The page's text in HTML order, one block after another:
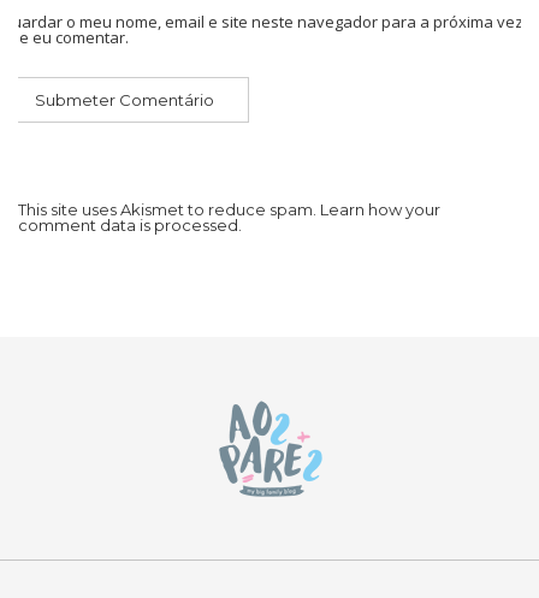
Guardar o meu nome, email e site neste navegador para a próxima vez
que eu comentar.
This site uses Akismet to reduce spam. Learn how your
comment data is processed.